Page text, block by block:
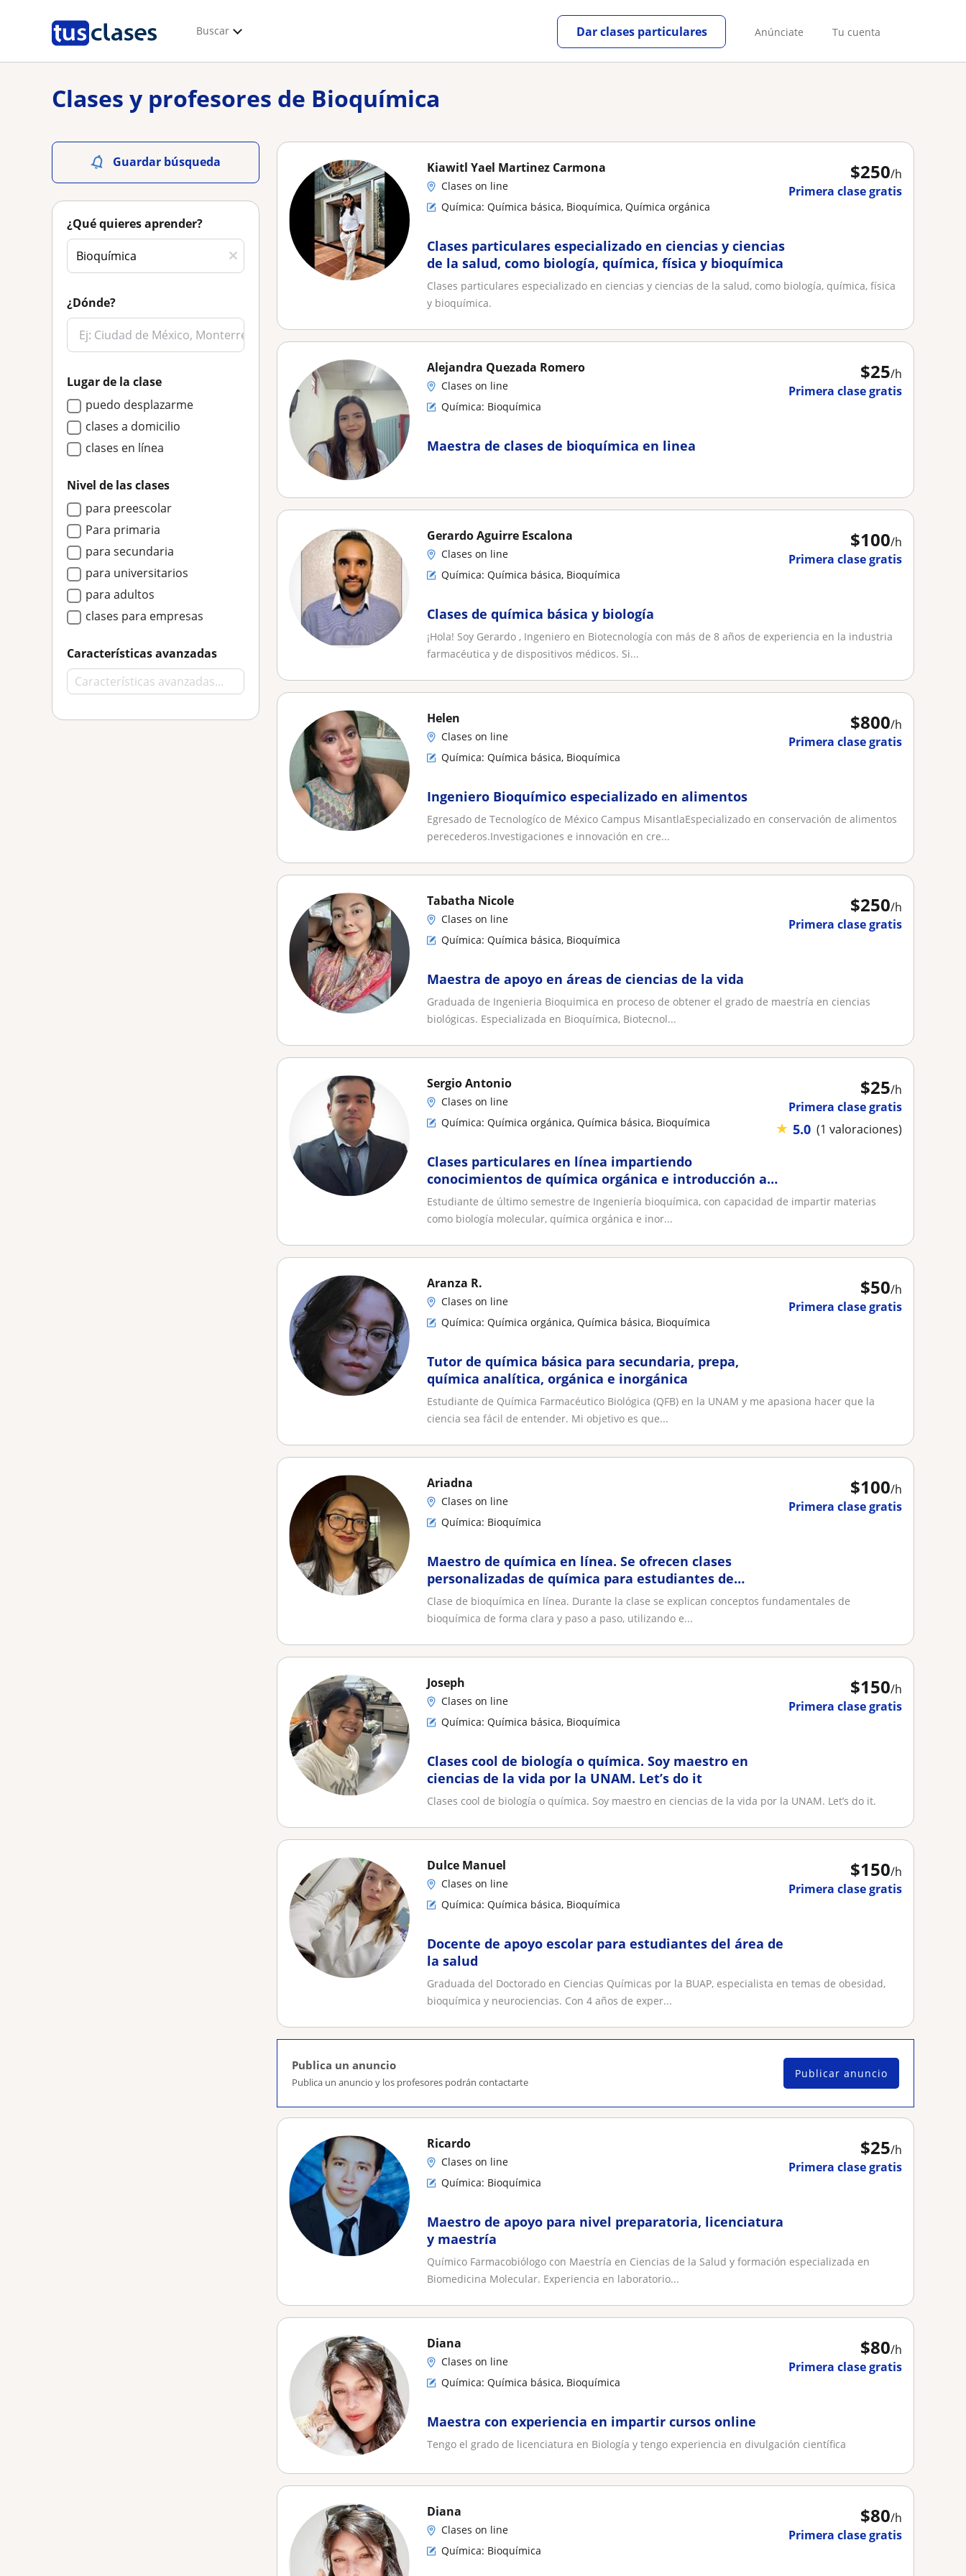
Buscar Anúnciate Tu cuenta
Dar clases particulares
Clases y profesores de Bioquímica
Guardar búsqueda
¿Qué quieres aprender?
¿Dónde?
Lugar de la clase
puedo desplazarme
clases a domicilio
clases en línea
Nivel de las clases
para preescolar
Para primaria
para secundaria
para universitarios
para adultos
clases para empresas
Características avanzadas
$250/h
Primera clase gratis
Kiawitl Yael Martinez Carmona
Clases on line
Química: Química básica, Bioquímica, Química orgánica
Clases particulares especializado en ciencias y ciencias
de la salud, como biología, química, física y bioquímica
Clases particulares especializado en ciencias y ciencias de la salud, como biología, química, física
y bioquímica.
$25/h
Primera clase gratis
Alejandra Quezada Romero
Clases on line
Química: Bioquímica
Maestra de clases de bioquímica en linea
$100/h
Primera clase gratis
Gerardo Aguirre Escalona
Clases on line
Química: Química básica, Bioquímica
Clases de química básica y biología
¡Hola! Soy Gerardo , Ingeniero en Biotecnología con más de 8 años de experiencia en la industria
farmacéutica y de dispositivos médicos. Si...
$800/h
Primera clase gratis
Helen
Clases on line
Química: Química básica, Bioquímica
Ingeniero Bioquímico especializado en alimentos
Egresado de Tecnologíco de México Campus MisantlaEspecializado en conservación de alimentos
perecederos.Investigaciones e innovación en cre...
$250/h
Primera clase gratis
Tabatha Nicole
Clases on line
Química: Química básica, Bioquímica
Maestra de apoyo en áreas de ciencias de la vida
Graduada de Ingenieria Bioquimica en proceso de obtener el grado de maestría en ciencias
biológicas. Especializada en Bioquímica, Biotecnol...
$25/h
Primera clase gratis
★ 5.0 (1 valoraciones)
Sergio Antonio
Clases on line
Química: Química orgánica, Química básica, Bioquímica
Clases particulares en línea impartiendo
conocimientos de química orgánica e introducción a
bioquímica y biotecnología
Estudiante de último semestre de Ingeniería bioquímica, con capacidad de impartir materias
como biología molecular, química orgánica e inor...
$50/h
Primera clase gratis
Aranza R.
Clases on line
Química: Química orgánica, Química básica, Bioquímica
Tutor de química básica para secundaria, prepa,
química analítica, orgánica e inorgánica
Estudiante de Química Farmacéutico Biológica (QFB) en la UNAM y me apasiona hacer que la
ciencia sea fácil de entender. Mi objetivo es que...
$100/h
Primera clase gratis
Ariadna
Clases on line
Química: Bioquímica
Maestro de química en línea. Se ofrecen clases
personalizadas de química para estudiantes de
secundaria, preparatoria y primeros s
Clase de bioquímica en línea. Durante la clase se explican conceptos fundamentales de
bioquímica de forma clara y paso a paso, utilizando e...
$150/h
Primera clase gratis
Joseph
Clases on line
Química: Química básica, Bioquímica
Clases cool de biología o química. Soy maestro en
ciencias de la vida por la UNAM. Let’s do it
Clases cool de biología o química. Soy maestro en ciencias de la vida por la UNAM. Let’s do it.
$150/h
Primera clase gratis
Dulce Manuel
Clases on line
Química: Química básica, Bioquímica
Docente de apoyo escolar para estudiantes del área de
la salud
Graduada del Doctorado en Ciencias Químicas por la BUAP, especialista en temas de obesidad,
bioquímica y neurociencias. Con 4 años de exper...
Publica un anuncio
Publica un anuncio y los profesores podrán contactarte
Publicar anuncio
$25/h
Primera clase gratis
Ricardo
Clases on line
Química: Bioquímica
Maestro de apoyo para nivel preparatoria, licenciatura
y maestría
Químico Farmacobiólogo con Maestría en Ciencias de la Salud y formación especializada en
Biomedicina Molecular. Experiencia en laboratorio...
$80/h
Primera clase gratis
Diana
Clases on line
Química: Química básica, Bioquímica
Maestra con experiencia en impartir cursos online
Tengo el grado de licenciatura en Biología y tengo experiencia en divulgación científica
$80/h
Primera clase gratis
Diana
Clases on line
Química: Bioquímica